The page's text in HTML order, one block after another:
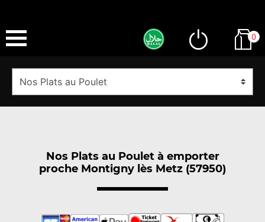
0
Nos Plats au Poulet à emporter
proche Montigny lès Metz (57950)